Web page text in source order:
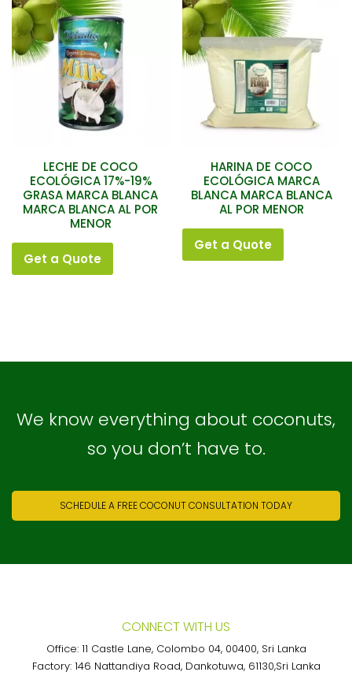
LECHE DE COCO
ECOLÓGICA 17%-19%
GRASA MARCA BLANCA
MARCA BLANCA AL POR
MENOR
Get a Quote
HARINA DE COCO
ECOLÓGICA MARCA
BLANCA MARCA BLANCA
AL POR MENOR
Get a Quote
We know everything about coconuts,
so you don’t have to.
SCHEDULE A FREE COCONUT CONSULTATION TODAY
CONNECT WITH US
Office: 11 Castle Lane, Colombo 04, 00400, Sri Lanka
Factory: 146 Nattandiya Road, Dankotuwa, 61130,Sri Lanka